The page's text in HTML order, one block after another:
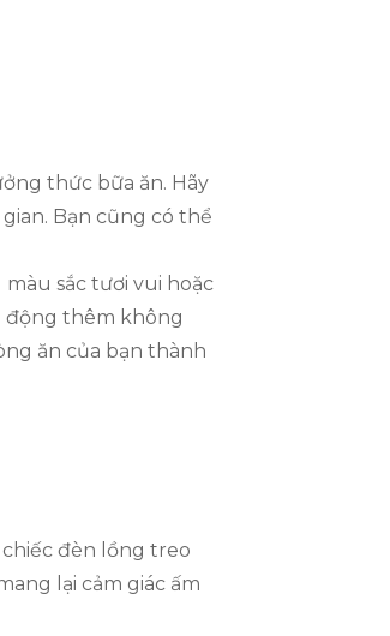
thức bữa ăn. Hãy
Bạn cũng có thể
sắc tươi vui hoặc
động thêm không
ăn của bạn thành
đèn lồng treo
lại cảm giác ấm